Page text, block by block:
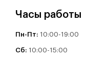
Часы работы
Пн-Пт: 10:00-19:00
Cб: 10:00-15:00